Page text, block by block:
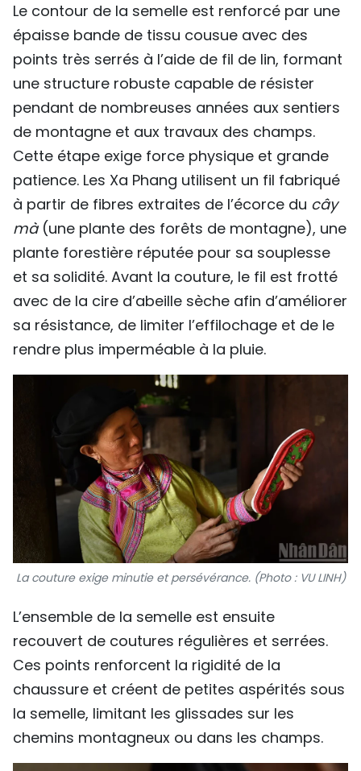
Le contour de la semelle est renforcé par une
épaisse bande de tissu cousue avec des
points très serrés à l’aide de fil de lin, formant
une structure robuste capable de résister
pendant de nombreuses années aux sentiers
de montagne et aux travaux des champs.
Cette étape exige force physique et grande
patience. Les Xa Phang utilisent un fil fabriqué
à partir de fibres extraites de l’écorce du cây
mà(une plante des forêts de montagne), une
plante forestière réputée pour sa souplesse
et sa solidité. Avant la couture, le fil est frotté
avec de la cire d’abeille sèche afin d’améliorer
sa résistance, de limiter l’effilochage et de le
rendre plus imperméable à la pluie.
La couture exige minutie et persévérance. (Photo : VU LINH)
L’ensemble de la semelle est ensuite
recouvert de coutures régulières et serrées.
Ces points renforcent la rigidité de la
chaussure et créent de petites aspérités sous
la semelle, limitant les glissades sur les
chemins montagneux ou dans les champs.